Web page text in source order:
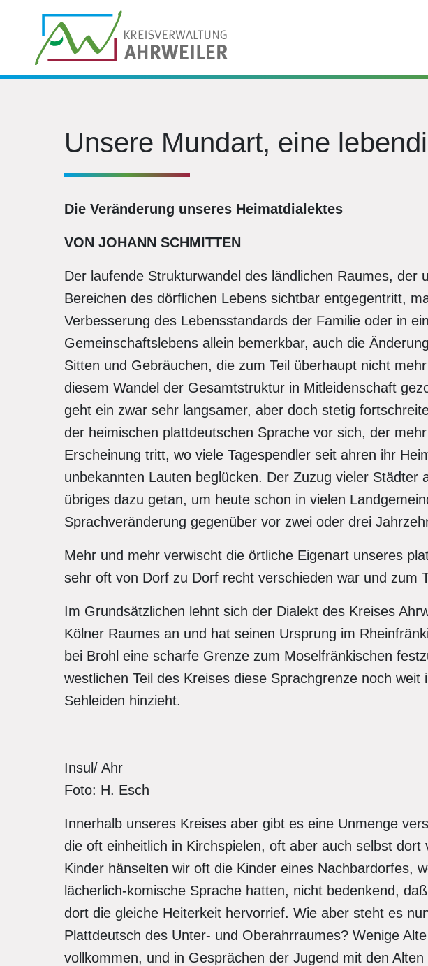
Unsere Mundart, eine
Die Veränderung unseres Heimatdialektes
VON JOHANN SCHMITTEN
Der laufende Strukturwandel des ländlichen Raumes, der
Bereichen des dörflichen Lebens sichtbar entgegentritt,
Verbesserung des Lebensstandards der Familie oder in
Gemeinschaftslebens allein bemerkbar, auch die
Sitten und Gebräuchen, die zum Teil überhaupt nicht
diesem Wandel der Gesamtstruktur in Mitleidenschaft
geht ein zwar sehr langsamer, aber doch stetig
der heimischen plattdeutschen Sprache vor sich, der
Erscheinung tritt, wo viele Tagespendler seit ahren ihr
unbekannten Lauten beglücken. Der Zuzug vieler Städter
übriges dazu getan, um heute schon in vielen
Sprachveränderung gegenüber vor zwei oder drei
Mehr und mehr verwischt die örtliche Eigenart unseres
sehr oft von Dorf zu Dorf recht verschieden war und zum
Im Grundsätzlichen lehnt sich der Dialekt des Kreises
Kölner Raumes an und hat seinen Ursprung im
bei Brohl eine scharfe Grenze zum Moselfränkischen
westlichen Teil des Kreises diese Sprachgrenze noch weit
Sehleiden hinzieht.
Insul/ Ahr
Foto: H. Esch
Innerhalb unseres Kreises aber gibt es eine Unmenge
die oft einheitlich in Kirchspielen, oft aber auch selbst dort
Kinder hänselten wir oft die Kinder eines Nachbardorfes,
lächerlich-komische Sprache hatten, nicht bedenkend,
dort die gleiche Heiterkeit hervorrief. Wie aber steht es
Plattdeutsch des Unter- und Oberahrraumes? Wenige
vollkommen, und in Gesprächen der Jugend mit den